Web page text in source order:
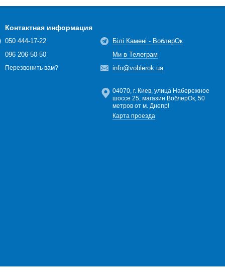
Контактная информация
050 444-17-22
096 206-50-50
Перезвонить вам?
Білі Камені - ВоблерОк
Ми в Телеграм
info@voblerok.ua
04070, г. Киев, улица Набережное
шоссе 25, магазин ВоблерОк, 50
метров от м. Днепр!
Карта проезда